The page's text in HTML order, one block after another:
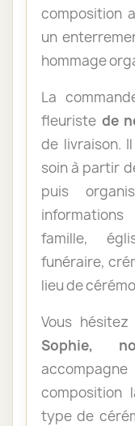
composition
un
hommage
La
fleuriste de
de livraison.
soin à partir
puis
famille,
funéraire,
lieu de
Vous
Sophie,
composition
type de